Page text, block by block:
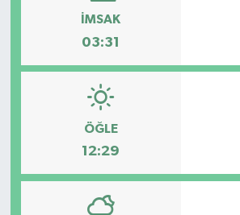
İMSAK
03:31
ÖĞLE
12:29